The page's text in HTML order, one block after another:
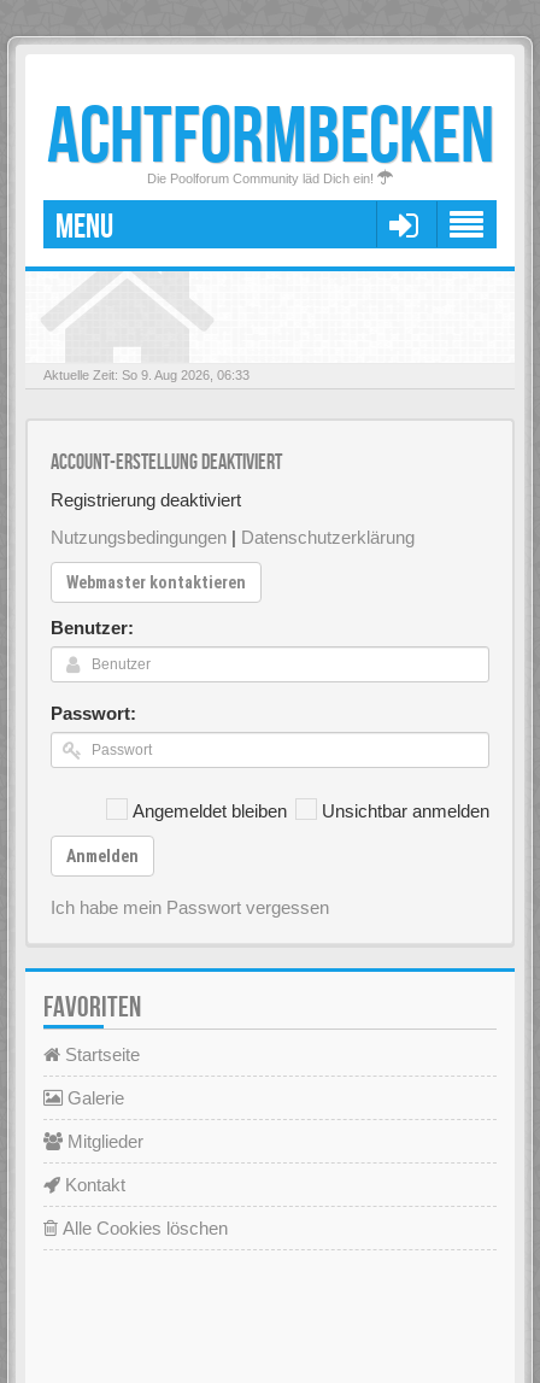
ACHTFORMBECKEN
Die Poolforum Community läd Dich ein!
MENU
Aktuelle Zeit: So 9. Aug 2026, 06:33
Account-Erstellung deaktiviert
Registrierung deaktiviert
Nutzungsbedingungen | Datenschutzerklärung
Webmaster kontaktieren
Benutzer:
Passwort:
Angemeldet bleiben Unsichtbar anmelden
Anmelden
Ich habe mein Passwort vergessen
FAVORITEN
Startseite
Galerie
Mitglieder
Kontakt
Alle Cookies löschen